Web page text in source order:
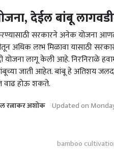
देईल बांबू
सरकारने अनेक योजना
लाभ मिळावा यासाठी
लागू केली आहे. निरनिराळे
जाती आहेत. बांबू हे अतिशय जलद
वाढ होऊ शकते.
रत्नाकर अशोक Updated on
bamboo